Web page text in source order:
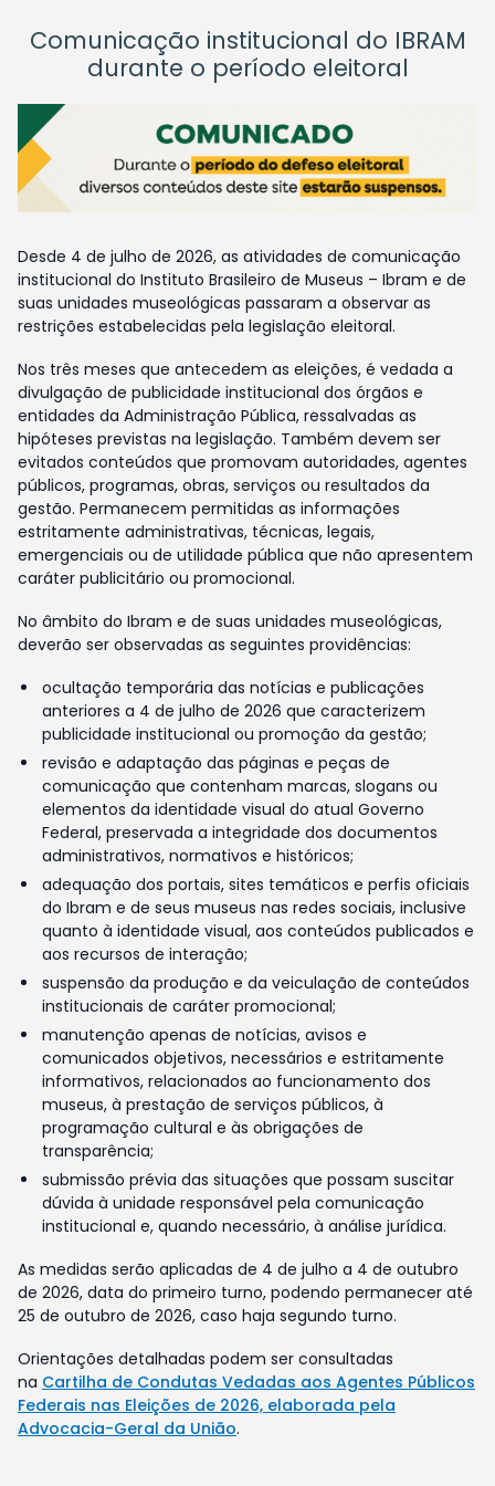
Comunicação institucional do IBRAM
durante o período eleitoral
Desde 4 de julho de 2026, as atividades de comunicação
institucional do Instituto Brasileiro de Museus – Ibram e de
suas unidades museológicas passaram a observar as
restrições estabelecidas pela legislação eleitoral.
Nos três meses que antecedem as eleições, é vedada a
divulgação de publicidade institucional dos órgãos e
entidades da Administração Pública, ressalvadas as
hipóteses previstas na legislação. Também devem ser
evitados conteúdos que promovam autoridades, agentes
públicos, programas, obras, serviços ou resultados da
gestão. Permanecem permitidas as informações
estritamente administrativas, técnicas, legais,
emergenciais ou de utilidade pública que não apresentem
caráter publicitário ou promocional.
No âmbito do Ibram e de suas unidades museológicas,
deverão ser observadas as seguintes providências:
ocultação temporária das notícias e publicações
anteriores a 4 de julho de 2026 que caracterizem
publicidade institucional ou promoção da gestão;
revisão e adaptação das páginas e peças de
comunicação que contenham marcas, slogans ou
elementos da identidade visual do atual Governo
Federal, preservada a integridade dos documentos
administrativos, normativos e históricos;
adequação dos portais, sites temáticos e perfis oficiais
do Ibram e de seus museus nas redes sociais, inclusive
quanto à identidade visual, aos conteúdos publicados e
aos recursos de interação;
suspensão da produção e da veiculação de conteúdos
institucionais de caráter promocional;
manutenção apenas de notícias, avisos e
comunicados objetivos, necessários e estritamente
informativos, relacionados ao funcionamento dos
museus, à prestação de serviços públicos, à
programação cultural e às obrigações de
transparência;
submissão prévia das situações que possam suscitar
dúvida à unidade responsável pela comunicação
institucional e, quando necessário, à análise jurídica.
As medidas serão aplicadas de 4 de julho a 4 de outubro
de 2026, data do primeiro turno, podendo permanecer até
25 de outubro de 2026, caso haja segundo turno.
Orientações detalhadas podem ser consultadas
na Cartilha de Condutas Vedadas aos Agentes Públicos
Federais nas Eleições de 2026, elaborada pela
Advocacia-Geral da União.